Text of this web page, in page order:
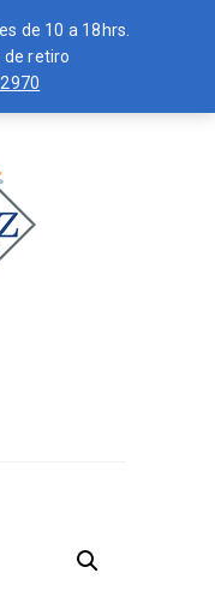
de 10 a 18hrs.
de retiro